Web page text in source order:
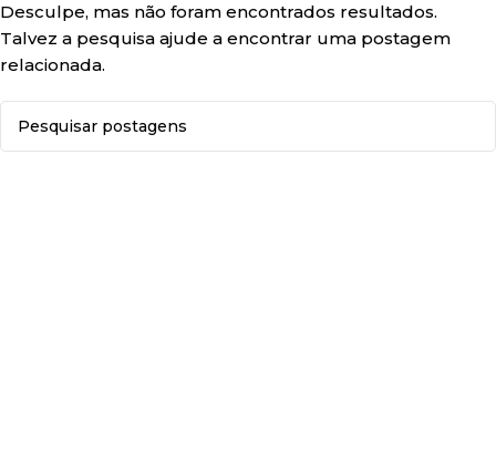
Desculpe, mas não foram encontrados resultados.
Talvez a pesquisa ajude a encontrar uma postagem
relacionada.